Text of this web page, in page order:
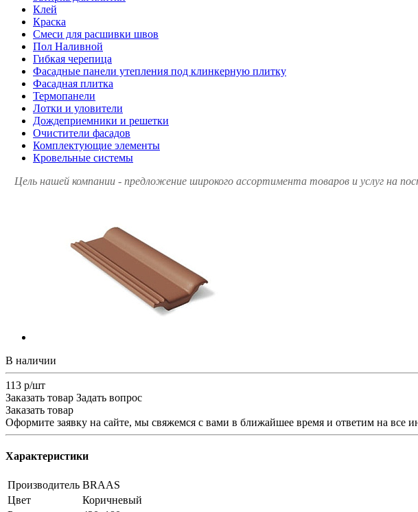
Клей
Краска
Смеси для расшивки швов
Пол Наливной
Гибкая черепица
Фасадные панели утепления под клинкерную плитку
Фасадная плитка
Термопанели
Лотки и уловители
Дождеприемники и решетки
Очистители фасадов
Комплектующие элементы
Кровельные системы
Цель нашей компании - предложение широкого ассортимента товаров и услуг на
В наличии
113 р/шт
Заказать товар Задать вопрос
Заказать товар
Оформите заявку на сайте, мы свяжемся с вами в ближайшее время и ответим на все
Характеристики
Производитель BRAAS
Цвет
Коричневый